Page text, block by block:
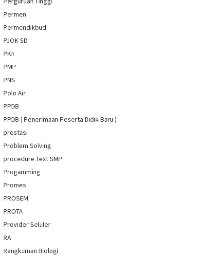
Permen
Permendikbud
PJOK SD
PKn
PMP
PNS
Polo Air
PPDB
PPDB ( Penerimaan Peserta Didik Baru )
prestasi
Problem Solving
procedure Text SMP
Progamming
Promes
PROSEM
PROTA
Provider Seluler
RA
Rangkuman Biologi